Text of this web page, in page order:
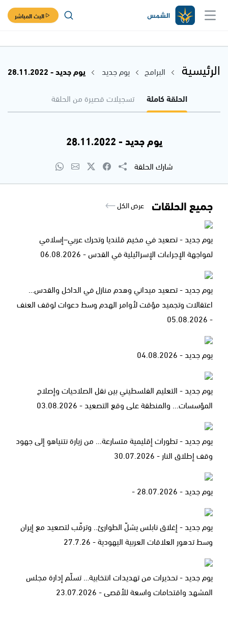
البث المباشر
الرئيسية البرامج يوم جديد
يوم جديد - 28.11.2022
الحلقة كاملة
تسجيلات قصيرة من الحلقة
يوم جديد - 28.11.2022
شارك الحلقة
جميع الحلقات عرض الكل
يوم جديد - تصعيد في مخيم قلنديا وتحرك عربي–إسلامي
لمواجهة الإجراءات الإسرائيلية في القدس - 06.08.2026
يوم جديد - تصعيد ميداني وهدم منازل في الداخل والقدس…
اعتقالات وتجميد مؤقت لأوامر الهدم وسط دعوات لوقف العنف
- 05.08.2026
يوم جديد - 04.08.2026
يوم جديد - التعليم الفلسطيني بين نقل الصلاحيات وإصلاح
المؤسسات... والمنطقة على وقع التصعيد - 03.08.2026
يوم جديد - تطورات إقليمية متسارعة... من زيارة نتنياهو إلى جهود
وقف إطلاق النار - 30.07.2026
يوم جديد - 28.07.2026 -
يوم جديد - إغلاق نابلس يشلّ الطوارئ.. وترقّب لتصعيد مع إيران
وسط تدهور العلاقات العربية اليهودية - 27.7.26
يوم جديد - تحذيرات من تهديدات انتخابية… تسلّم إدارة مجلس
المشهد واقتحامات واسعة للأقصى - 23.07.2026